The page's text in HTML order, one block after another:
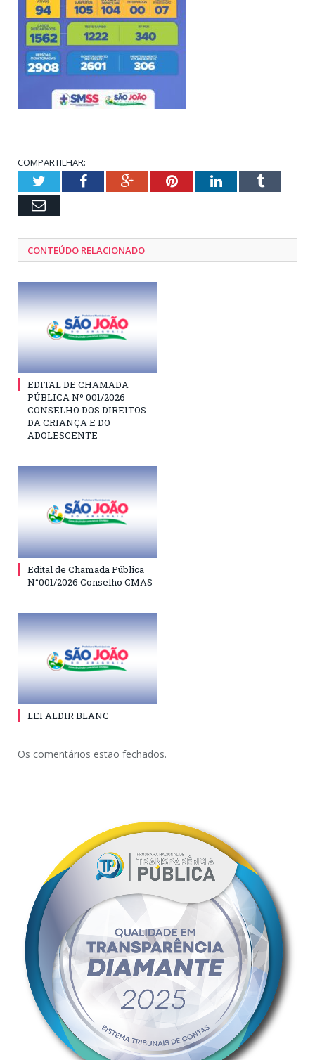
COMPARTILHAR:
TwitterFacebookGoogle+PinterestLinkedInTumblr
Email
CONTEÚDO RELACIONADO
EDITAL DE CHAMADA
PÚBLICA Nº 001/2026
CONSELHO DOS DIREITOS
DA CRIANÇA E DO
ADOLESCENTE
Edital de Chamada Pública
N°001/2026 Conselho CMAS
LEI ALDIR BLANC
Os comentários estão fechados.